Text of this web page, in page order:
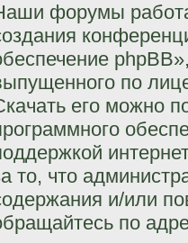
форумы
по
его можно
то, что
и/или
по